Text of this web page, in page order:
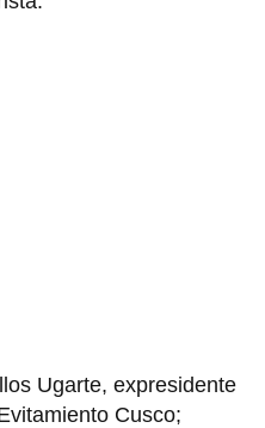
Ugarte, expresidente
Cusco;